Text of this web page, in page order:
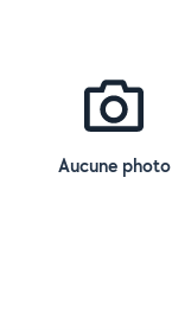
Aucune photo